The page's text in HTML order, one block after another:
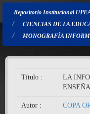
Repositorio Institucional
CIENCIAS DE LA
MONOGRAFÍA
Título :
LA
Autor : COPA